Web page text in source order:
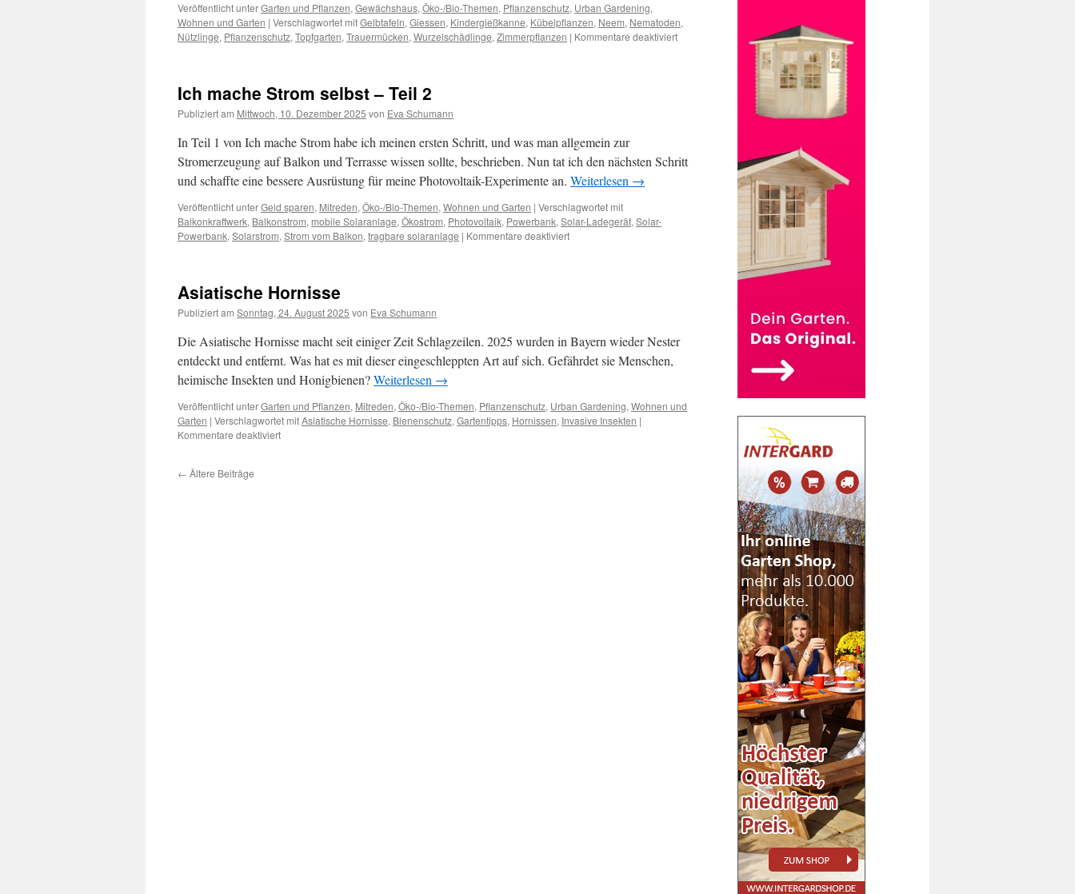
Veröffentlicht unterGarten und Pflanzen, Gewächshaus, Öko-/Bio-Themen, Pflanzenschutz, Urban Gardening,
Wohnen und Garten | Verschlagwortet mitGelbtafeln, Giessen, Kindergießkanne, Kübelpflanzen, Neem, Nematoden,
Nützlinge, Pflanzenschutz, Topfgarten, Trauermücken, Wurzelschädlinge, Zimmerpflanzen | Kommentare deaktiviert
Ich mache Strom selbst – Teil 2
Publiziert am Mittwoch, 10. Dezember 2025 von Eva Schumann
In Teil 1 von Ich mache Strom habe ich meinen ersten Schritt, und was man allgemein zur
Stromerzeugung auf Balkon und Terrasse wissen sollte, beschrieben. Nun tat ich den nächsten Schritt
und schaffte eine bessere Ausrüstung für meine Photovoltaik-Experimente an. Weiterlesen →
Veröffentlicht unterGeld sparen, Mitreden, Öko-/Bio-Themen, Wohnen und Garten | Verschlagwortet mit
Balkonkraftwerk, Balkonstrom, mobile Solaranlage, Ökostrom, Photovoltaik, Powerbank, Solar-Ladegerät, Solar-
Powerbank, Solarstrom, Strom vom Balkon, tragbare solaranlage | Kommentare deaktiviert
Asiatische Hornisse
Publiziert am Sonntag, 24. August 2025 von Eva Schumann
Die Asiatische Hornisse macht seit einiger Zeit Schlagzeilen. 2025 wurden in Bayern wieder Nester
entdeckt und entfernt. Was hat es mit dieser eingeschleppten Art auf sich. Gefährdet sie Menschen,
heimische Insekten und Honigbienen?Weiterlesen →
Veröffentlicht unterGarten und Pflanzen, Mitreden, Öko-/Bio-Themen, Pflanzenschutz, Urban Gardening, Wohnen und
Garten | Verschlagwortet mitAsiatische Hornisse, Bienenschutz, Gartentipps, Hornissen, Invasive Insekten |
Kommentare deaktiviert
← Ältere Beiträge